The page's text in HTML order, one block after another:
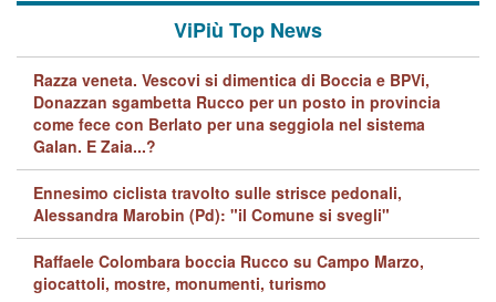
ViPiù Top News
Razza veneta. Vescovi si dimentica di Boccia e BPVi,
Donazzan sgambetta Rucco per un posto in provincia
come fece con Berlato per una seggiola nel sistema
Galan. E Zaia...?
Ennesimo ciclista travolto sulle strisce pedonali,
Alessandra Marobin (Pd): "il Comune si svegli"
Raffaele Colombara boccia Rucco su Campo Marzo,
giocattoli, mostre, monumenti, turismo